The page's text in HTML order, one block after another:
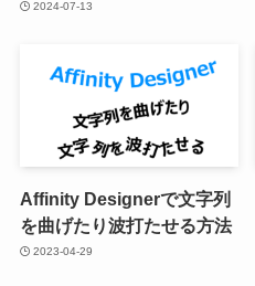
2024-07-13
Affinity Designerで文字列
を曲げたり波打たせる方法
2023-04-29